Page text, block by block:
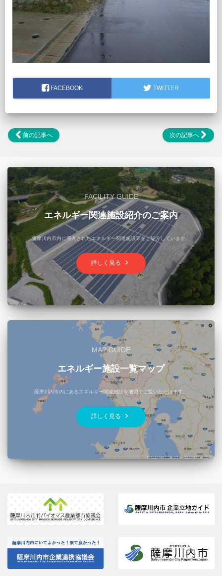
FACEBOOK TWITTER
前の記事へ 次の記事へ
FACILITY GUIDE
エネルギー関連施設紹介のご案内
薩摩川内市内に導入されたエネルギー関連施設等をご紹介しています。
詳しく見る keyboard_arrow_right
MAP GUIDE
エネルギー施設一覧マップ
薩摩川内市内にあるエネルギー関連施設を地図でご覧いただけます。
詳しく見る keyboard_arrow_right